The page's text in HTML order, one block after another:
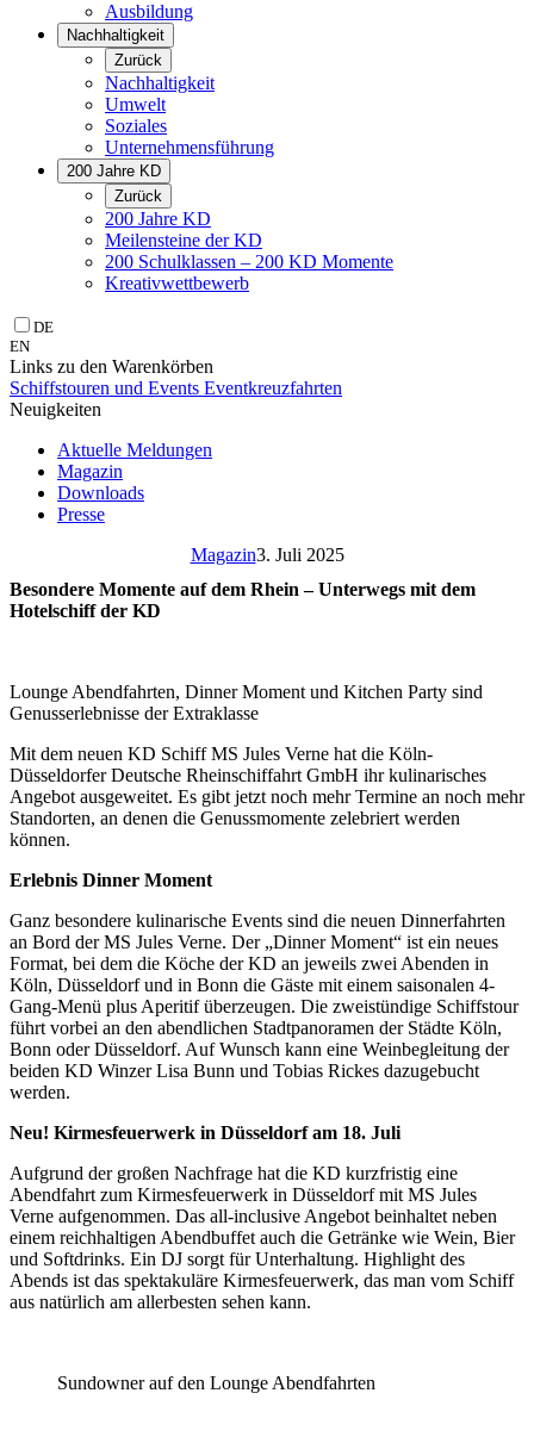
Ausbildung
Nachhaltigkeit
Zurück
Nachhaltigkeit
Umwelt
Soziales
Unternehmens­führung
200 Jahre KD
Zurück
200 Jahre KD
Meilensteine der KD
200 Schulklassen – 200 KD Momente
Kreativwettbewerb
DE
EN
Links zu den Warenkörben
Schiffstouren und Events Eventkreuzfahrten
Neuigkeiten
Aktuelle Meldungen
Magazin
Downloads
Presse
Magazin3. Juli 2025
Besondere Momente auf dem Rhein – Unterwegs mit dem
Hotelschiff der KD
Lounge Abendfahrten, Dinner Moment und Kitchen Party sind
Genusserlebnisse der Extraklasse
Mit dem neuen KD Schiff MS Jules Verne hat die Köln-
Düsseldorfer Deutsche Rheinschiffahrt GmbH ihr kulinarisches
Angebot ausgeweitet. Es gibt jetzt noch mehr Termine an noch mehr
Standorten, an denen die Genussmomente zelebriert werden
können.
Erlebnis Dinner Moment
Ganz besondere kulinarische Events sind die neuen Dinnerfahrten
an Bord der MS Jules Verne. Der „Dinner Moment“ ist ein neues
Format, bei dem die Köche der KD an jeweils zwei Abenden in
Köln, Düsseldorf und in Bonn die Gäste mit einem saisonalen 4-
Gang-Menü plus Aperitif überzeugen. Die zweistündige Schiffstour
führt vorbei an den abendlichen Stadtpanoramen der Städte Köln,
Bonn oder Düsseldorf. Auf Wunsch kann eine Weinbegleitung der
beiden KD Winzer Lisa Bunn und Tobias Rickes dazugebucht
werden.
Neu! Kirmesfeuerwerk in Düsseldorf am 18. Juli
Aufgrund der großen Nachfrage hat die KD kurzfristig eine
Abendfahrt zum Kirmesfeuerwerk in Düsseldorf mit MS Jules
Verne aufgenommen. Das all-inclusive Angebot beinhaltet neben
einem reichhaltigen Abendbuffet auch die Getränke wie Wein, Bier
und Softdrinks. Ein DJ sorgt für Unterhaltung. Highlight des
Abends ist das spektakuläre Kirmesfeuerwerk, das man vom Schiff
aus natürlich am allerbesten sehen kann.
Sundowner auf den Lounge Abendfahrten